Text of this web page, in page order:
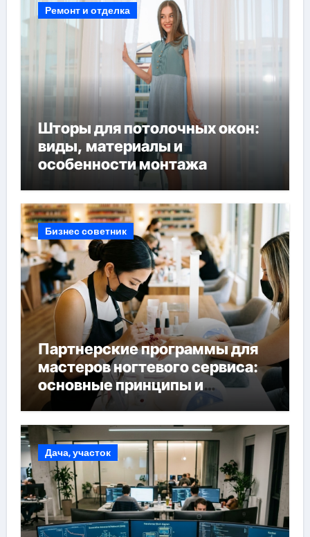
Ремонт и отделка
Шторы для потолочных окон:
виды, материалы и
особенности монтажа
Бизнес советник
Партнерские программы для
мастеров ногтевого сервиса:
основные принципы и
форматы участия
Дача, участок